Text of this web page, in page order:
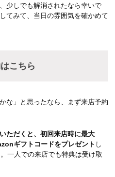
少しでも解消されたなら幸いで
てみて、当日の雰囲気を確かめて
こちら
な」と思ったなら、まず来店予約
ただくと、初回来店時に最大
ギフトコードをプレゼント し
一人での来店でも特典は受け取